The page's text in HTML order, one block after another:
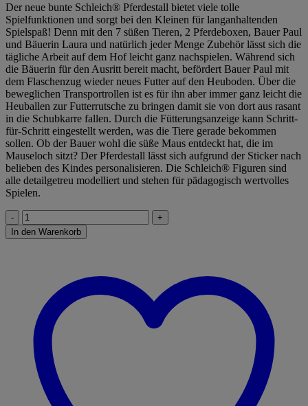
Der neue bunte Schleich® Pferdestall bietet viele tolle
Spielfunktionen und sorgt bei den Kleinen für langanhaltenden
Spielspaß! Denn mit den 7 süßen Tieren, 2 Pferdeboxen, Bauer Paul
und Bäuerin Laura und natürlich jeder Menge Zubehör lässt sich die
tägliche Arbeit auf dem Hof leicht ganz nachspielen. Während sich
die Bäuerin für den Ausritt bereit macht, befördert Bauer Paul mit
dem Flaschenzug wieder neues Futter auf den Heuboden. Über die
beweglichen Transportrollen ist es für ihn aber immer ganz leicht die
Heuballen zur Futterrutsche zu bringen damit sie von dort aus rasant
in die Schubkarre fallen. Durch die Fütterungsanzeige kann Schritt-
für-Schritt eingestellt werden, was die Tiere gerade bekommen
sollen. Ob der Bauer wohl die süße Maus entdeckt hat, die im
Mauseloch sitzt? Der Pferdestall lässt sich aufgrund der Sticker nach
belieben des Kindes personalisieren. Die Schleich® Figuren sind
alle detailgetreu modelliert und stehen für pädagogisch wertvolles
Spielen.
Schleich
42485
Farm
In den Warenkorb